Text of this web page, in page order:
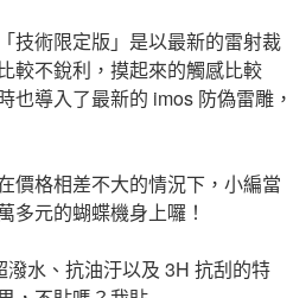
技術限定版」是以最新的雷射裁
較不銳利，摸起來的觸感比較
也導入了最新的 imos 防偽雷雕，
價格相差不大的情況下，小編當
多元的蝴蝶機身上囉！
水、抗油汙以及 3H 抗刮的特